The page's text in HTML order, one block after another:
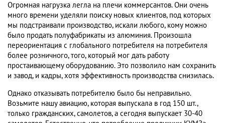
Огромная нагрузка легла на плечи коммерсантов. Они очень
много времени уделяли поиску новых клиентов, под которых
мы подстраивали производство, искали любого, кому можно
было продать полуфабрикаты из алюминия. Произошла
переориентация с глобального потребителя на потребителя
более розничного, того, который мог дать работу
простаивающему оборудованию. Это позволило нам сохранить
и завод, и кадры, хотя эффективность производства снизилась.
Однако отказывать потребителю было бы неправильно.
Возьмите нашу авиацию, которая выпускала в год 150 шт.,
только гражданских, самолетов, а сегодня выпускает 30-40